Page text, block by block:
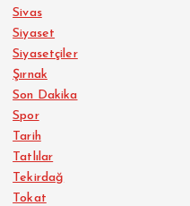
Sivas
Siyaset
Siyasetçiler
Şırnak
Son Dakika
Spor
Tarih
Tatlılar
Tekirdağ
Tokat